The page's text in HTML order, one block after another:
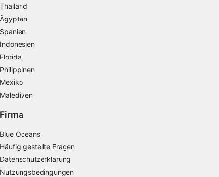
Thailand
Ägypten
Spanien
Indonesien
Florida
Philippinen
Mexiko
Malediven
Firma
Blue Oceans
Häufig gestellte Fragen
Datenschutzerklärung
Nutzungsbedingungen
die USA gesendet werden.
Ihre Einwilligung und die cookie Richtlinie gelten ausschließlich für diese
Website/App.
Partnerliste anzeigen (1 IAB-Anbieter)
Wir nutzen Ihre Daten für folgende Zwecke:
IAB-Verarbeitungszwecke:
Speichern von oder Zugriff auf
Informationen auf einem Endgerät
Erstellung von Profilen für personalisierte
Werbung
Verwendung von Profilen zur Auswahl